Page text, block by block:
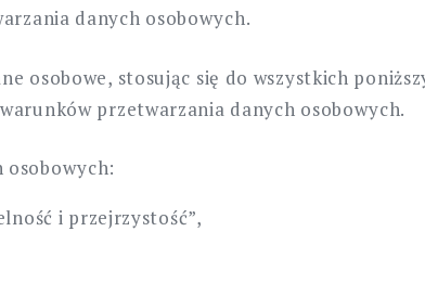
danych osobowych.
osobowe, stosując się do wszystkich
przetwarzania danych osobowych.
osobowych:
i przejrzystość”,